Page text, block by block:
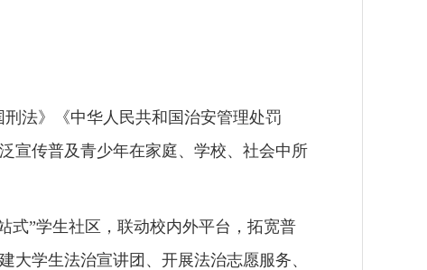
法》《中华人民共和国治安管理处罚
宣传普及青少年在家庭、学校、社会中所
式”学生社区，联动校内外平台，拓宽普
学生法治宣讲团、开展法治志愿服务、